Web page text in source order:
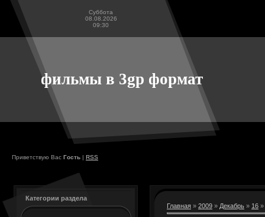
Суббота
08.08.2026
09:30
фильмы в 3gp формат
Приветствую Вас Гость | RSS
Категории раздела
Главная » 2009 » Декабрь » 16 »